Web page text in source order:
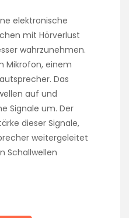
elektronische
mit Hörverlust
wahrzunehmen.
Mikrofon, einem
Das
auf und
Signale um. Der
dieser Signale,
weitergeleitet
Schallwellen